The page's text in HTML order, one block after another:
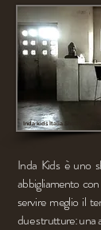
Inda Kids è uno
abbigliamento
servire meglio il
due strutture: una
Inda kids Italia Showroom